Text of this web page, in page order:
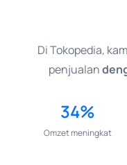
Di Tokopedia,
penjualan
34%
Omzet meningkat